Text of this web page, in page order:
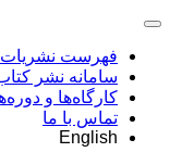
فهرست نشریات
سامانه نشر
کارگاه‌ها و
تماس با ما
English